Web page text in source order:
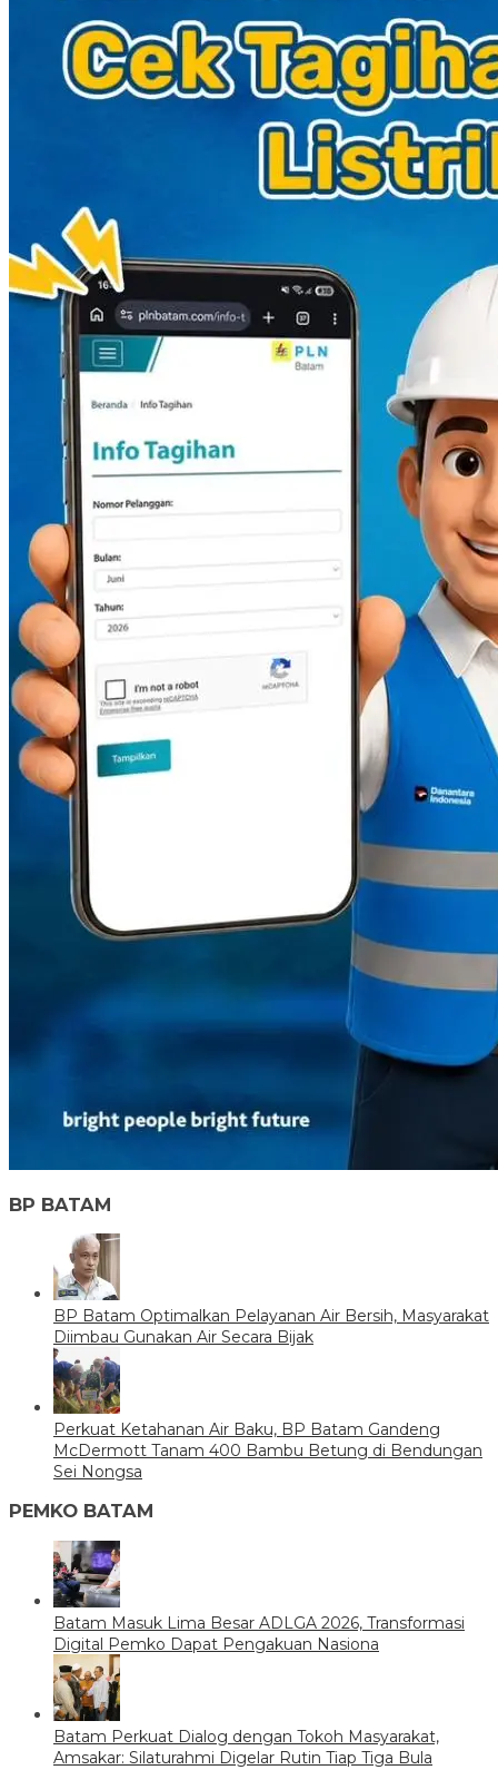
BP BATAM
BP Batam Optimalkan Pelayanan Air Bersih, Masyarakat
Diimbau Gunakan Air Secara Bijak
Perkuat Ketahanan Air Baku, BP Batam Gandeng
McDermott Tanam 400 Bambu Betung di Bendungan
Sei Nongsa
PEMKO BATAM
Batam Masuk Lima Besar ADLGA 2026, Transformasi
Digital Pemko Dapat Pengakuan Nasiona
Batam Perkuat Dialog dengan Tokoh Masyarakat,
Amsakar: Silaturahmi Digelar Rutin Tiap Tiga Bula